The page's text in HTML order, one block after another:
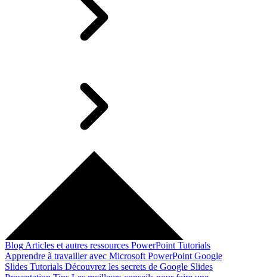
Blog Articles et autres ressources PowerPoint Tutorials
Apprendre à travailler avec Microsoft PowerPoint Google
Slides Tutorials Découvrez les secrets de Google Slides